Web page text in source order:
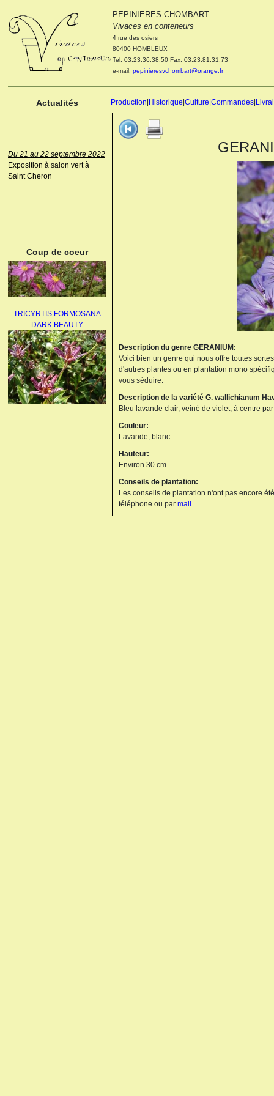
PEPINIERES CHOMBART
Vivaces en conteneurs
4 rue des osiers
80400 HOMBLEUX
Tel: 03.23.36.38.50 Fax: 03.23.81.31.73
e-mail: pepinieresvchombart@orange.fr
Actualités Production Historique Culture Commandes
Le 04 et 05 octobre 2022
Portes ouvertes de la
pépinière : Visite des
cultures, découverte des
nouveautés. Le rendez-vous
des passionnés Le mardi 04
Du 21 au 22 septembre 2022
Exposition à salon vert à
Saint Cheron
Coup de coeur
TRICYRTIS FORMOSANA
DARK BEAUTY
Description du genre GERANIUM:
Voici bien un genre qui nous offre toutes
d'autres plantes ou en plantation mono
vous séduire.
Description de la variété G. wallichianum
Bleu lavande clair, veiné de violet, à centre
Couleur:
Lavande, blanc
Hauteur:
Environ 30 cm
Conseils de plantation:
Les conseils de plantation n'ont pas encore
téléphone ou par mail